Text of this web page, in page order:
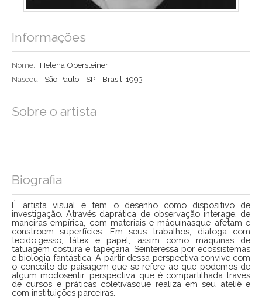
Informações
Nome:
Helena Obersteiner
Nasceu:
São Paulo - SP - Brasil, 1993
Sobre o artista
Biografia
É artista visual e tem o desenho como dispositivo de
investigação. Através daprática de observação interage, de
maneiras empírica, com materiais e máquinasque afetam e
constroem superfícies. Em seus trabalhos, dialoga com
tecido,gesso, látex e papel, assim como máquinas de
tatuagem costura e tapeçaria. Seinteressa por ecossistemas
e biologia fantástica. A partir dessa perspectiva,convive com
o conceito de paisagem que se refere ao que podemos de
algum modosentir, perspectiva que é compartilhada través
de cursos e práticas coletivasque realiza em seu ateliê e
com instituições parceiras.